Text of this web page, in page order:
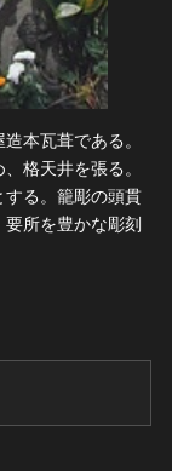
本瓦葺である。
格天井を張る。
する。籠彫の頭貫
所を豊かな彫刻